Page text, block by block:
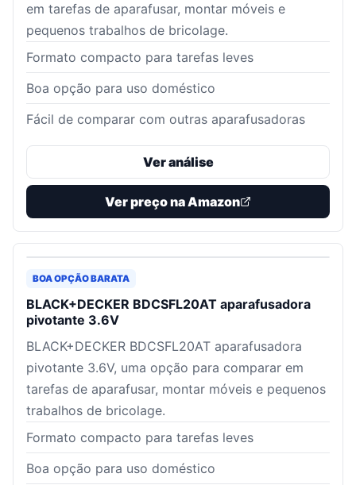
em tarefas de aparafusar, montar móveis e
pequenos trabalhos de bricolage.
Formato compacto para tarefas leves
Boa opção para uso doméstico
Fácil de comparar com outras aparafusadoras
Ver análise
Ver preço na Amazon
BOA OPÇÃO BARATA
BLACK+DECKER BDCSFL20AT aparafusadora
pivotante 3.6V
BLACK+DECKER BDCSFL20AT aparafusadora
pivotante 3.6V, uma opção para comparar em
tarefas de aparafusar, montar móveis e pequenos
trabalhos de bricolage.
Formato compacto para tarefas leves
Boa opção para uso doméstico